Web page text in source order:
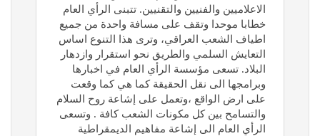
الاعلاميين والفنيين والتقنيين. تتبنى الرأي العام
خطابا موحدا وتقف على مسافة واحدة من جميع
اطياف الشعب العراقي، وترى هذا التنوع اساس
التعايش السلمي والطريق نحو استقرار وازدهار
البلاد. تسعى مؤسسة الرأي العام في اخبارها
وبرامجها الى نقل الحقيقة كما هي كما وقعت
على ارض الواقع ،وتعمل على إشاعة روح السلام
والتسامح بين كل مكونات الشعب كافة . وتسعى
الرأي العام الى إشاعة مفاهيم الديمقراطية